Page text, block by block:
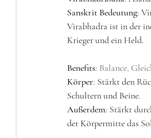
Sanskrit Bedeutung:
Virabhadra ist in der
Krieger und ein Held.
Benefits: Balance,
Körper: Stärkt den
Schultern und Beine.
Außerdem: Stärkt
der Körpermitte das